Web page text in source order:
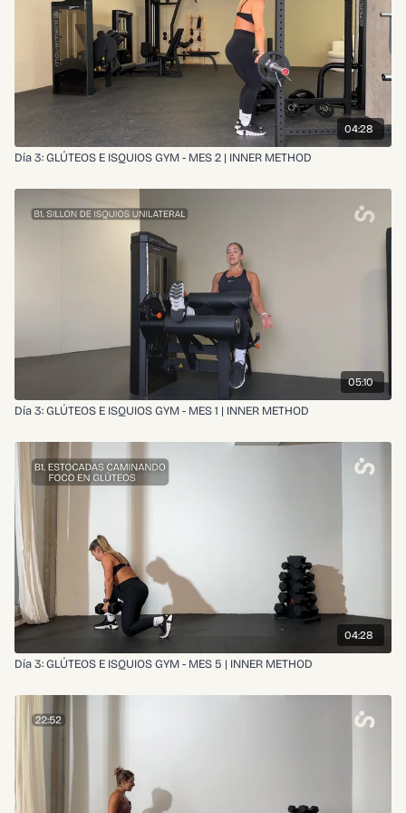
04:28
Día 3: GLÚTEOS E ISQUIOS GYM - MES 2 | INNER METHOD
05:10
Día 3: GLÚTEOS E ISQUIOS GYM - MES 1 | INNER METHOD
04:28
Día 3: GLÚTEOS E ISQUIOS GYM - MES 5 | INNER METHOD